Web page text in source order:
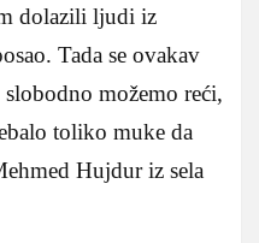
dolazili ljudi iz
Tada se ovakav
možemo reći,
toliko muke da
Hujdur iz sela